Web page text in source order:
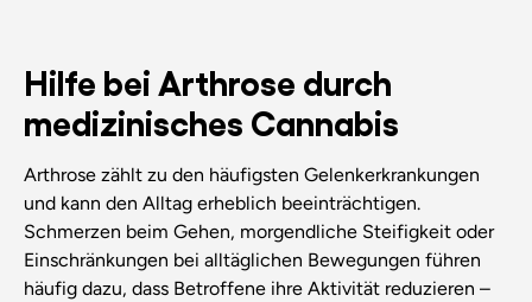
Hilfe bei Arthrose durch
medizinisches Cannabis
Arthrose zählt zu den häufigsten Gelenkerkrankungen
und kann den Alltag erheblich beeinträchtigen.
Schmerzen beim Gehen, morgendliche Steifigkeit oder
Einschränkungen bei alltäglichen Bewegungen führen
häufig dazu, dass Betroffene ihre Aktivität reduzieren –